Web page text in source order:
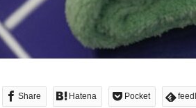
Share Hatena Pocket